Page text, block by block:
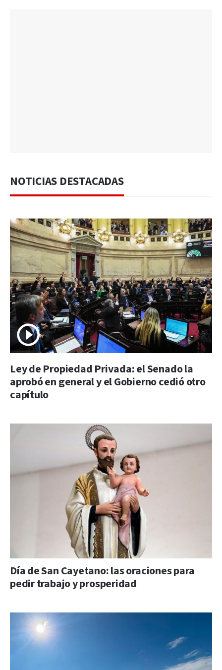
NOTICIAS DESTACADAS
Ley de Propiedad Privada: el Senado la
aprobó en general y el Gobierno cedió otro
capítulo
Día de San Cayetano: las oraciones para
pedir trabajo y prosperidad